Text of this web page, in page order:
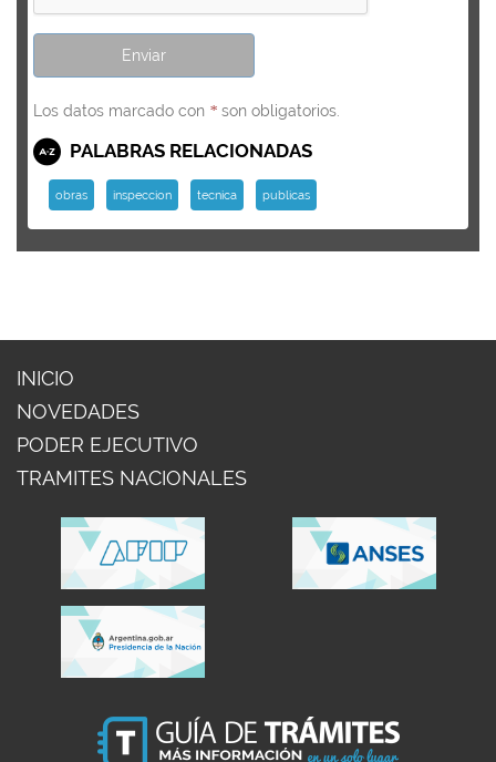
Los datos marcado con * son obligatorios.
PALABRAS RELACIONADAS
obras inspeccion tecnica publicas
INICIO
NOVEDADES
PODER EJECUTIVO
TRAMITES NACIONALES